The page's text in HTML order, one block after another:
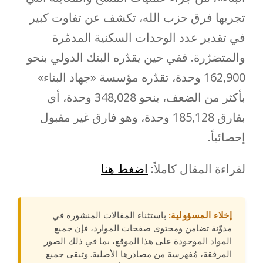
تجريها فرق حزب الله، تكشف عن تفاوت كبير
في تقدير عدد الوحدات السكنية المدمّرة
والمتضرّرة. ففي حين يقدّره البنك الدولي بنحو
162,900 وحدة، تقدّره مؤسسة «جهاد البناء»
بأكثر من الضعف، بنحو 348,028 وحدة، أي
بفارق 185,128 وحدة، وهو فارق غير مقبول
إحصائياً.
لقراءة المقال كاملاً: اضغط هنا
إخلاء المسؤولية: باستثناء المقالات المنشورة في
مدوّنة تضامن ومحتوى صفحات الموارد، فإن جميع
المواد الموجودة على هذا الموقع، بما في ذلك الصور
المرفقة، مُفهرسة من مصادرها الأصلية. وتبقى جميع